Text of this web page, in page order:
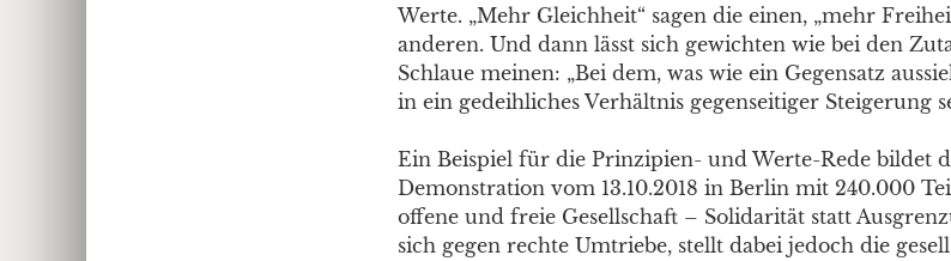
Werte. „Mehr Gleichheit“ sagen die einen, „mehr
anderen. Und dann lässt sich gewichten wie bei den
Schlaue meinen: „Bei dem, was wie ein Gegensatz
in ein gedeihliches Verhältnis gegenseitiger Steigerung
Ein Beispiel für die Prinzipien- und Werte-Rede bildet
Demonstration vom 13.10.2018 in Berlin mit 240.000
offene und freie Gesellschaft – Solidarität statt
sich gegen rechte Umtriebe, stellt dabei jedoch die